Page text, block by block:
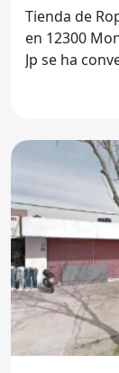
Tienda de Ropa
en 12300
Jp se ha